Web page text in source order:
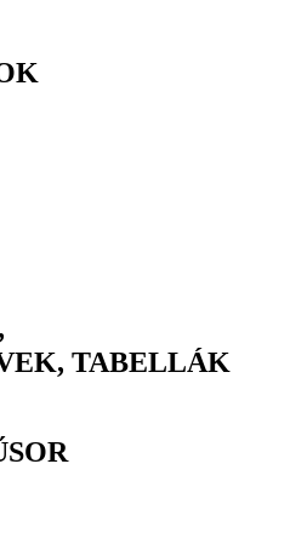
TABELLÁK